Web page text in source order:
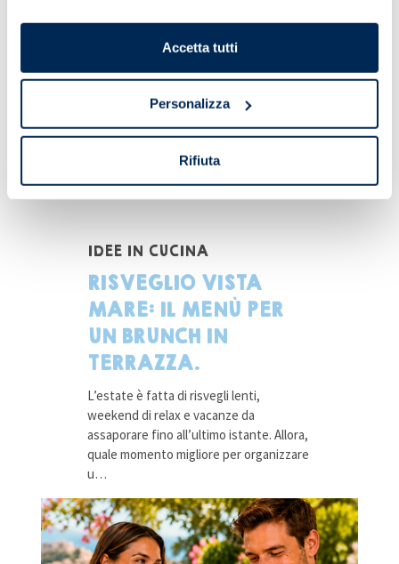
Accetta tutti
Personalizza
Rifiuta
IDEE IN CUCINA
RISVEGLIO VISTA
MARE: IL MENÙ PER
UN BRUNCH IN
TERRAZZA.
L’estate è fatta di risvegli lenti,
weekend di relax e vacanze da
assaporare fino all’ultimo istante. Allora,
quale momento migliore per organizzare
u…